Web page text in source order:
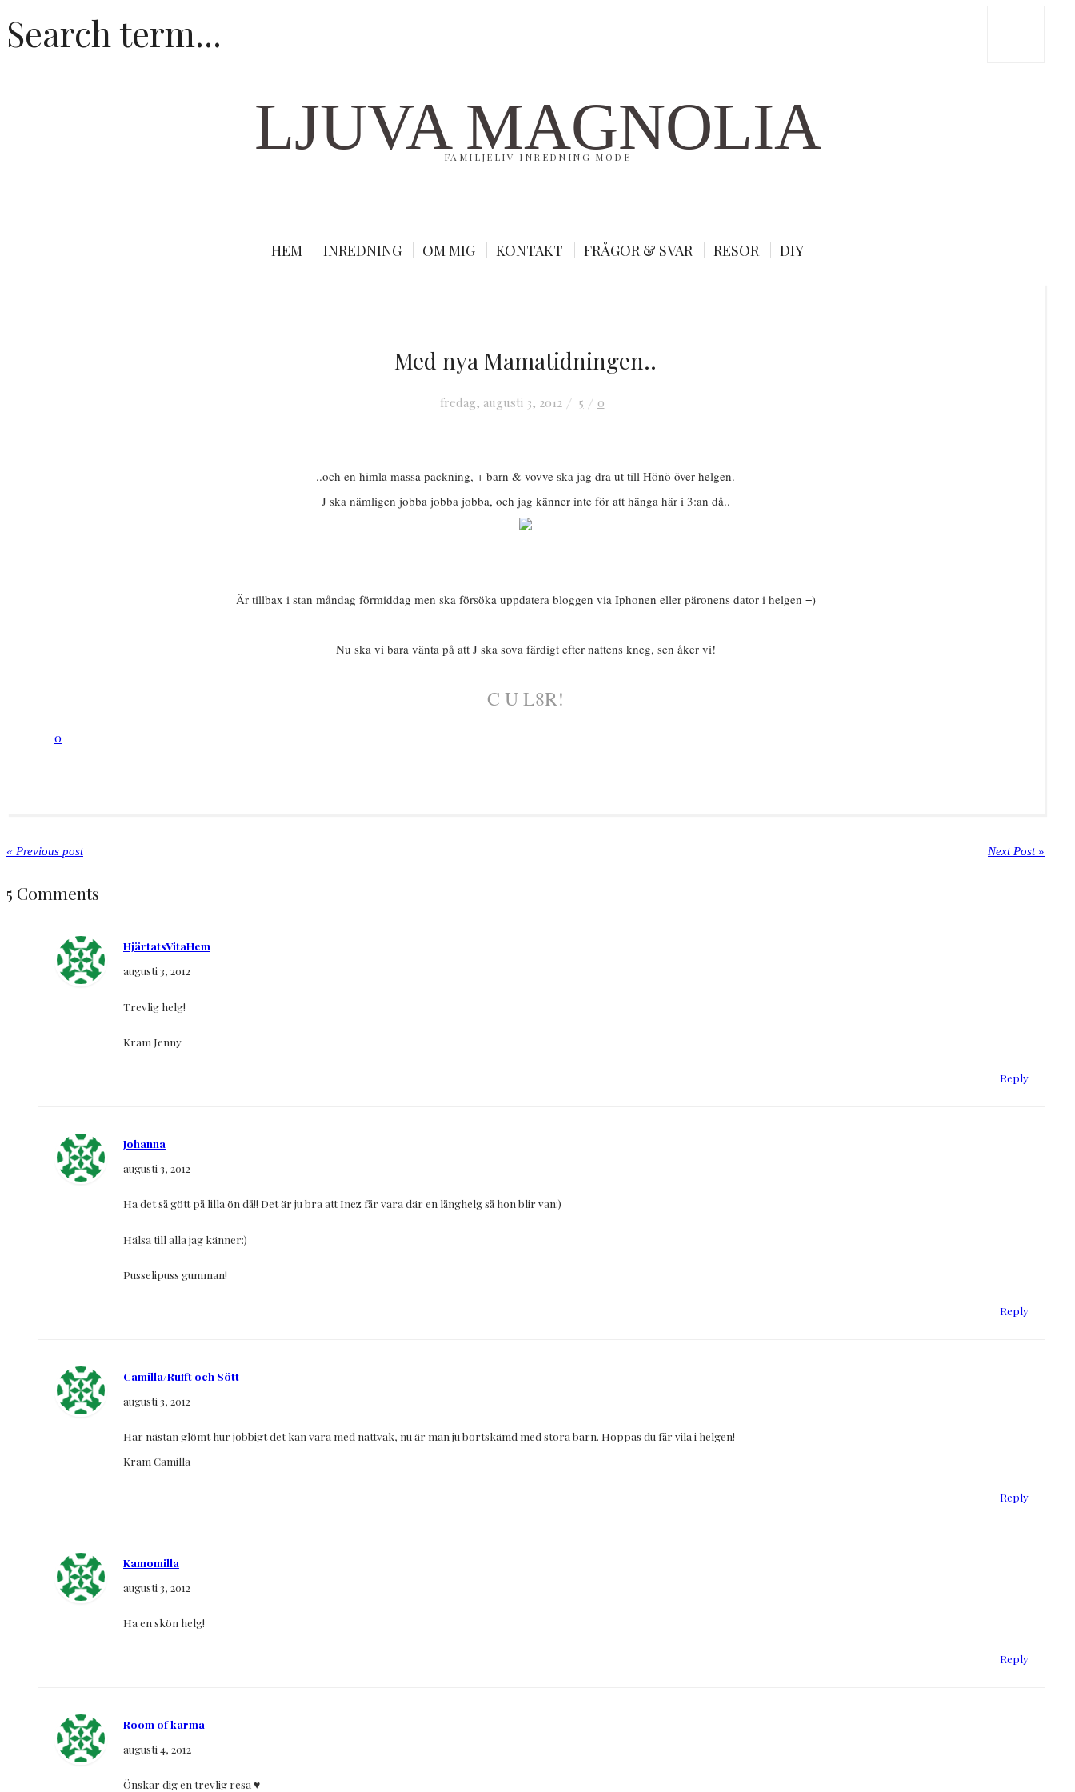
LJUVA MAGNOLIA
FAMILJELIV INREDNING MODE
HEM INREDNING OM MIG KONTAKT FRÅGOR & SVAR RESOR DIY
Med nya Mamatidningen..
fredag, augusti 3, 2012 5 0
..och en himla massa packning, + barn & vovve ska jag dra ut till Hönö över helgen.
J ska nämligen jobba jobba jobba, och jag känner inte för att hänga här i 3:an då..
Är tillbax i stan måndag förmiddag men ska försöka uppdatera bloggen via Iphonen eller päronens dator i helgen =)
Nu ska vi bara vänta på att J ska sova färdigt efter nattens kneg, sen åker vi!
C U L8R!
0
« Previous post Next Post »
5 Comments
HjärtatsVitaHem
augusti 3, 2012
Trevlig helg!
Kram Jenny
Reply
Johanna
augusti 3, 2012
Ha det så gött på lilla ön då!! Det är ju bra att Inez får vara där en långhelg så hon blir van:)
Hälsa till alla jag känner:)
Pusselipuss gumman!
Reply
Camilla/Rufft och Sött
augusti 3, 2012
Har nästan glömt hur jobbigt det kan vara med nattvak, nu är man ju bortskämd med stora barn. Hoppas du får vila i helgen!
Kram Camilla
Reply
Kamomilla
augusti 3, 2012
Ha en skön helg!
Reply
Room of karma
augusti 4, 2012
Önskar dig en trevlig resa ♥